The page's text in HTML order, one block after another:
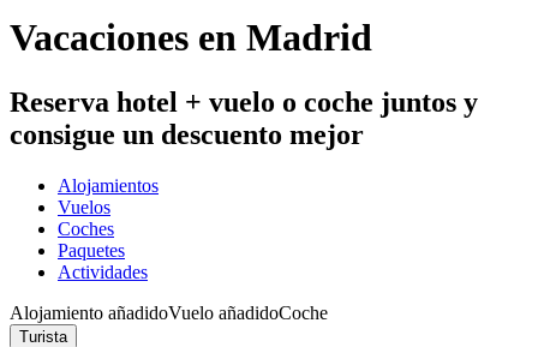
Vacaciones en Madrid
Reserva hotel + vuelo o coche juntos y
consigue un descuento mejor
Alojamientos
Vuelos
Coches
Paquetes
Actividades
Alojamiento añadidoVuelo añadidoCoche
Turista